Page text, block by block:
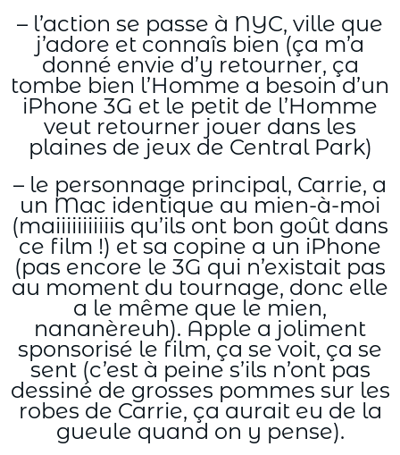
– l’action se passe à NYC, ville que
j’adore et connaîs bien (ça m’a
donné envie d’y retourner, ça
tombe bien l’Homme a besoin d’un
iPhone 3G et le petit de l’Homme
veut retourner jouer dans les
plaines de jeux de Central Park)
– le personnage principal, Carrie, a
un Mac identique au mien-à-moi
(maiiiiiiiiiiis qu’ils ont bon goût dans
ce film !) et sa copine a un iPhone
(pas encore le 3G qui n’existait pas
au moment du tournage, donc elle
a le même que le mien,
nananèreuh). Apple a joliment
sponsorisé le film, ça se voit, ça se
sent (c’est à peine s’ils n’ont pas
dessiné de grosses pommes sur les
robes de Carrie, ça aurait eu de la
gueule quand on y pense).